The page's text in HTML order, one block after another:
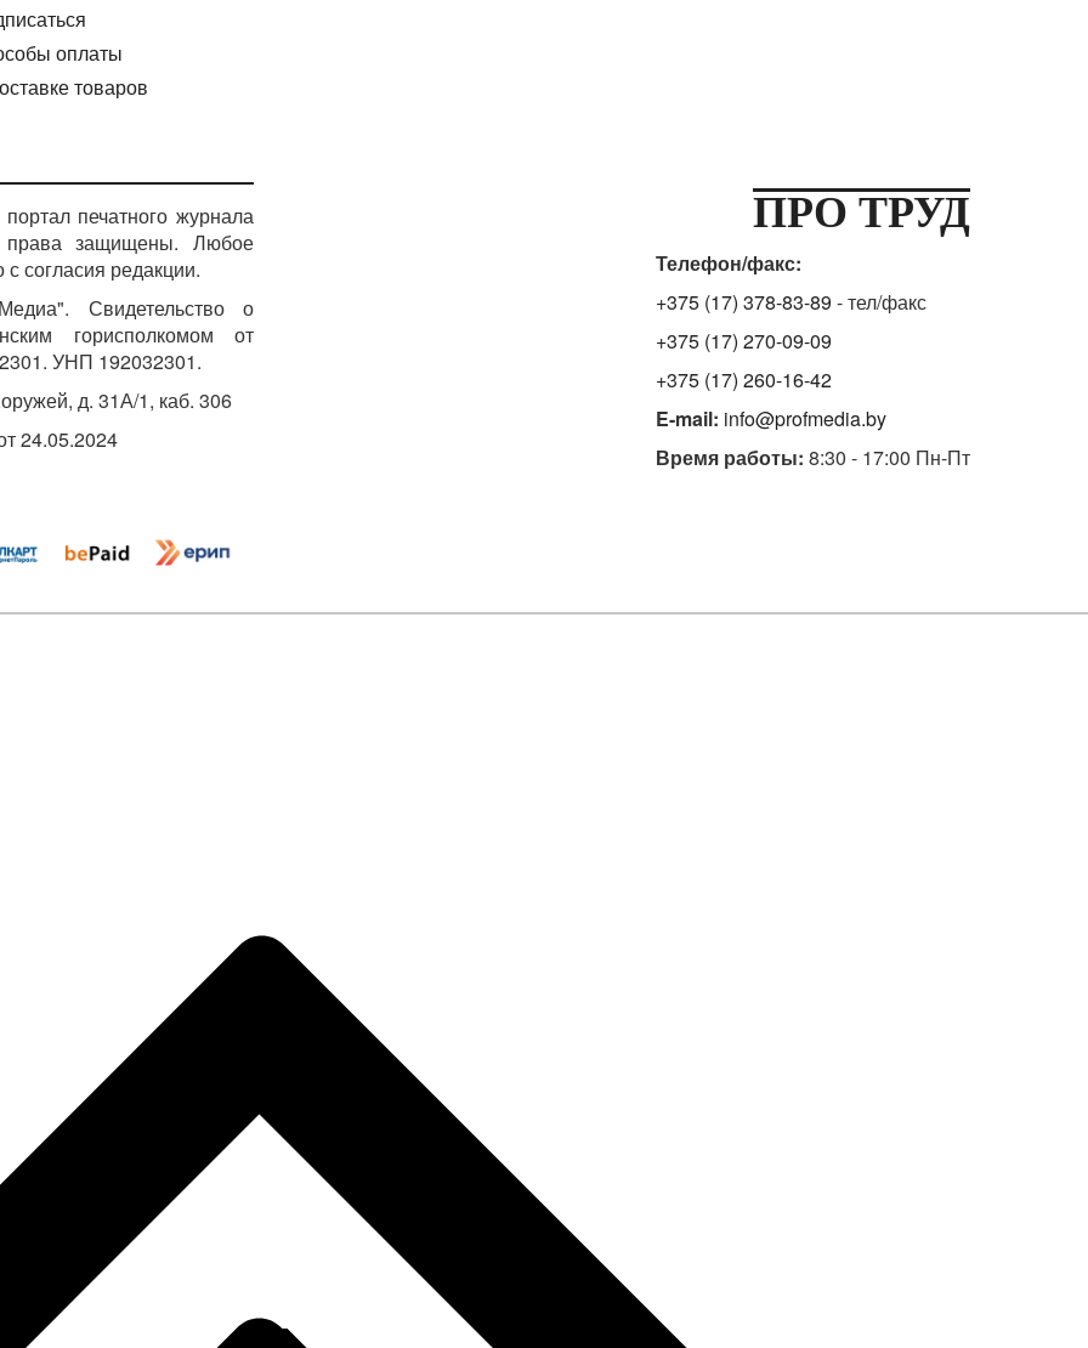
оплаты
товаров
печатного журнала
права защищены. Любое
согласия редакции.
Свидетельство о
горисполкомом от
УНП 192032301.
д. 31А/1, каб. 306
24.05.2024
ПРО ТРУД
Телефон/факс:
+375 (17) 378-83-89 - тел/факс
+375 (17) 270-09-09
+375 (17) 260-16-42
E-mail: info@profmedia.by
Время работы: 8:30 - 17:00 Пн-Пт